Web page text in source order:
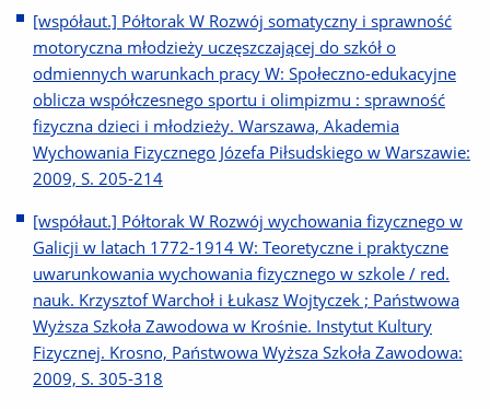
[współaut.] Półtorak W Rozwój somatyczny i sprawność
motoryczna młodzieży uczęszczającej do szkół o
odmiennych warunkach pracy W: Społeczno-edukacyjne
oblicza współczesnego sportu i olimpizmu : sprawność
fizyczna dzieci i młodzieży. Warszawa, Akademia
Wychowania Fizycznego Józefa Piłsudskiego w Warszawie:
2009, S. 205-214
[współaut.] Półtorak W Rozwój wychowania fizycznego w
Galicji w latach 1772-1914 W: Teoretyczne i praktyczne
uwarunkowania wychowania fizycznego w szkole / red.
nauk. Krzysztof Warchoł i Łukasz Wojtyczek ; Państwowa
Wyższa Szkoła Zawodowa w Krośnie. Instytut Kultury
Fizycznej. Krosno, Państwowa Wyższa Szkoła Zawodowa:
2009, S. 305-318